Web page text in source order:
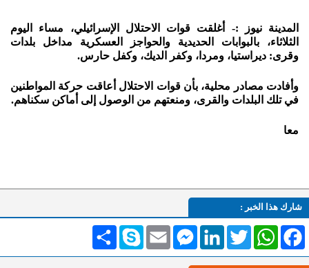
المدينة نيوز :- أغلقت قوات الاحتلال الإسرائيلي، مساء اليوم
الثلاثاء، بالبوابات الحديدية والحواجز العسكرية مداخل بلدات
وقرى: ديراستيا، ومردا، وكفر الديك، وكفل حارس.
وأفادت مصادر محلية، بأن قوات الاحتلال أعاقت حركة المواطنين
في تلك البلدات والقرى، ومنعتهم من الوصول إلى أماكن سكناهم.
معا
شارك هذا الخبر :
انشر Skype Email
MessengerLinkedInTwitterWhatsAppFacebook